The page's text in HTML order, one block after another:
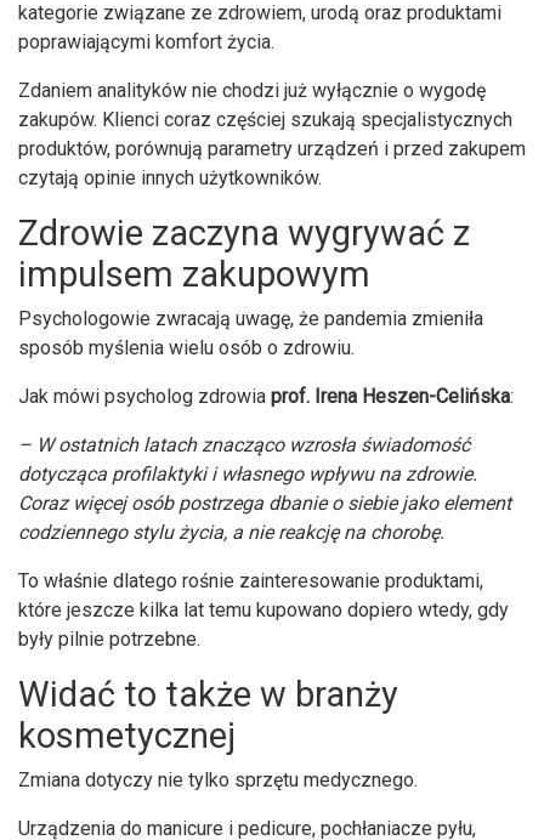
kategorie związane ze zdrowiem, urodą oraz produktami
poprawiającymi komfort życia.
Zdaniem analityków nie chodzi już wyłącznie o wygodę
zakupów. Klienci coraz częściej szukają specjalistycznych
produktów, porównują parametry urządzeń i przed zakupem
czytają opinie innych użytkowników.
Zdrowie zaczyna wygrywać z
impulsem zakupowym
Psychologowie zwracają uwagę, że pandemia zmieniła
sposób myślenia wielu osób o zdrowiu.
Jak mówi psycholog zdrowia prof. Irena Heszen-Celińska:
– W ostatnich latach znacząco wzrosła świadomość
dotycząca profilaktyki i własnego wpływu na zdrowie.
Coraz więcej osób postrzega dbanie o siebie jako element
codziennego stylu życia, a nie reakcję na chorobę.
To właśnie dlatego rośnie zainteresowanie produktami,
które jeszcze kilka lat temu kupowano dopiero wtedy, gdy
były pilnie potrzebne.
Widać to także w branży
kosmetycznej
Zmiana dotyczy nie tylko sprzętu medycznego.
Urządzenia do manicure i pedicure, pochłaniacze pyłu,